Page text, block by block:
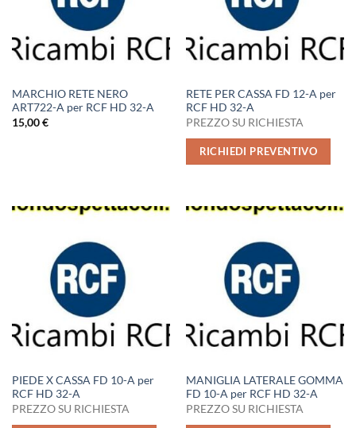
MARCHIO RETE NERO
ART722-A per RCF HD 32-A
15,00€
RETE PER CASSA FD 12-A per
RCF HD 32-A
PREZZO SU RICHIESTA
RICHIEDI PREVENTIVO
PIEDE X CASSA FD 10-A per
RCF HD 32-A
PREZZO SU RICHIESTA
MANIGLIA LATERALE GOMMA
FD 10-A per RCF HD 32-A
PREZZO SU RICHIESTA